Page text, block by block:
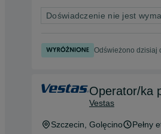
Doświadczenie nie jest
Odświeżono dzisiaj
Operator/ka
Vestas
Szczecin , Golęcino Pełny